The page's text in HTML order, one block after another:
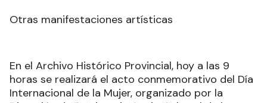
Otras manifestaciones artísticas
En el Archivo Histórico Provincial, hoy a las 9
horas se realizará el acto conmemorativo del Día
Internacional de la Mujer, organizado por la